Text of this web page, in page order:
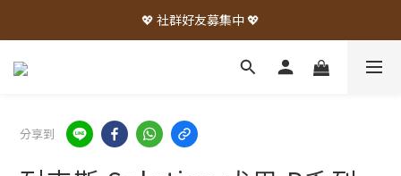
💖 社群好友募集中 💖
分享到